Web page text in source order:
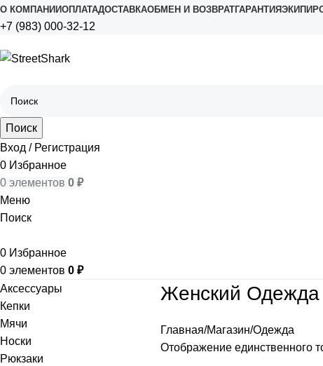
О КОМПАНИИОПЛАТАДОСТАВКАОБМЕН И ВОЗВРАТГАРАНТИЯ
+7 (983) 000-32-12
Поиск
Вход / Регистрация
0 Избранное
0 элементов 0 ₽
Меню
Поиск
0 Избранное
0 элементов 0 ₽
Аксессуары
Кепки
Мячи
Носки
Рюкзаки
Женский Одежда
Главная Магазин Одежда
Отображение единственного